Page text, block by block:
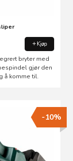
Kjøp
bryter med
gjør den
å komme til.
-10%